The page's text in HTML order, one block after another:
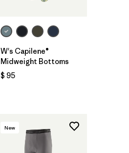
W's Capilene®
Midweight Bottoms
$ 95
New